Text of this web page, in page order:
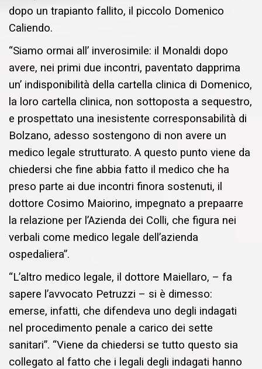
dopo un trapianto fallito, il piccolo Domenico
Caliendo.
“Siamo ormai all’ inverosimile: il Monaldi dopo
avere, nei primi due incontri, paventato dapprima
un’ indisponibilità della cartella clinica di Domenico,
la loro cartella clinica, non sottoposta a sequestro,
e prospettato una inesistente corresponsabilità di
Bolzano, adesso sostengono di non avere un
medico legale strutturato. A questo punto viene da
chiedersi che fine abbia fatto il medico che ha
preso parte ai due incontri finora sostenuti, il
dottore Cosimo Maiorino, impegnato a prepaarre
la relazione per l’Azienda dei Colli, che figura nei
verbali come medico legale dell’azienda
ospedaliera”.
“L’altro medico legale, il dottore Maiellaro, – fa
sapere l’avvocato Petruzzi – si è dimesso:
emerse, infatti, che difendeva uno degli indagati
nel procedimento penale a carico dei sette
sanitari”. “Viene da chiedersi se tutto questo sia
collegato al fatto che i legali degli indagati hanno